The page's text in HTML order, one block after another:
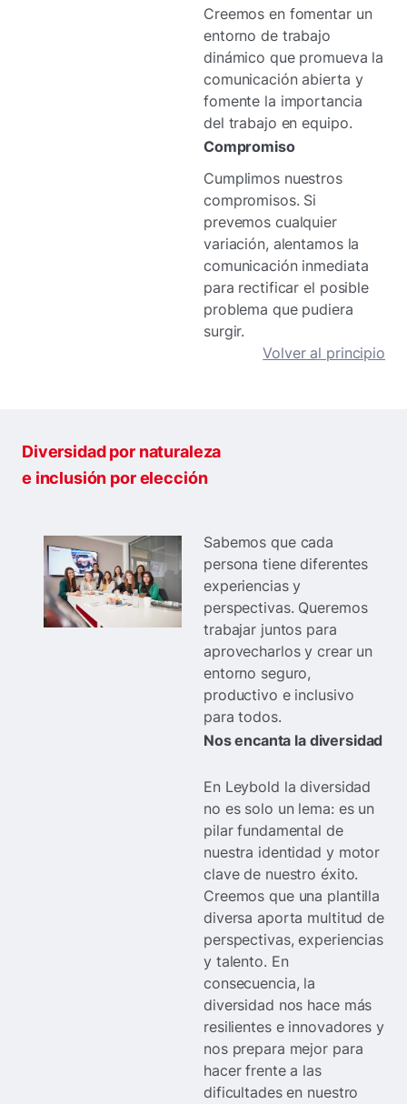
Creemos en fomentar un
entorno de trabajo
dinámico que promueva la
comunicación abierta y
fomente la importancia
del trabajo en equipo.
Compromiso
Cumplimos nuestros
compromisos. Si
prevemos cualquier
variación, alentamos la
comunicación inmediata
para rectificar el posible
problema que pudiera
surgir.
Volver al principio
Diversidad por naturaleza
e inclusión por elección
Sabemos que cada
persona tiene diferentes
experiencias y
perspectivas. Queremos
trabajar juntos para
aprovecharlos y crear un
entorno seguro,
productivo e inclusivo
para todos.
Nos encanta la diversidad
En Leybold la diversidad
no es solo un lema: es un
pilar fundamental de
nuestra identidad y motor
clave de nuestro éxito.
Creemos que una plantilla
diversa aporta multitud de
perspectivas, experiencias
y talento. En
consecuencia, la
diversidad nos hace más
resilientes e innovadores y
nos prepara mejor para
hacer frente a las
dificultades en nuestro